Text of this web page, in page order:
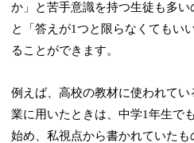
か」と苦手意識を持つ生徒も多
と「答えが1つと限らなくてもい
ることができます。
例えば、高校の教材に使われて
業に用いたときは、中学1年生で
始め、私視点から書かれていた